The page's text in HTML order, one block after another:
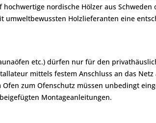
nordische Hölzer aus
Holzlieferanten eine
etc.) dürfen nur für den
mittels festem Anschluss an das Netz
zum Ofenschutz müssen unbedingt
Montageanleitungen.